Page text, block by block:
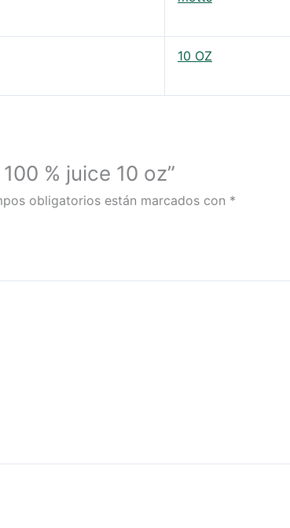
10 OZ
% juice 10 oz”
obligatorios están marcados con *